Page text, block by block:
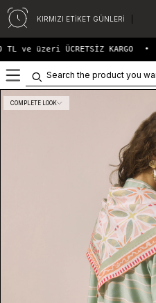
KIRMIZI ETİKET GÜNLERİ
ve üzeri ÜCRETSİZ KARGO
COMPLETE LOOK